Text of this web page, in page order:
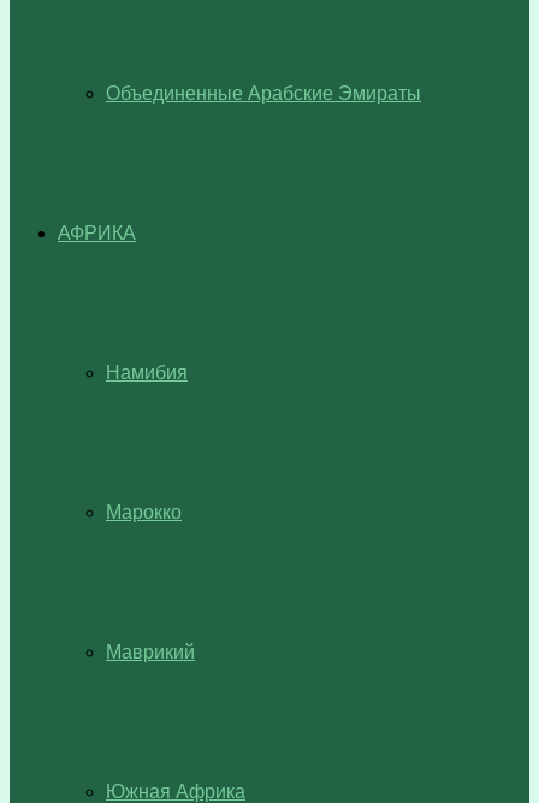
Объединенные Арабские Эмираты
АФРИКА
Намибия
Марокко
Маврикий
Южная Африка